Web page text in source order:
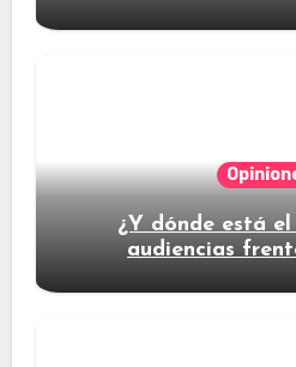
¿Y dónde está
audiencias